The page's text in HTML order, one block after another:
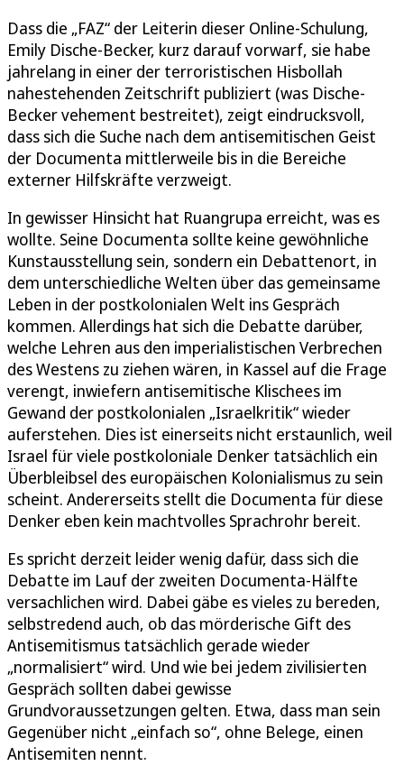
Dass die „FAZ“ der Leiterin dieser Online-Schulung,
Emily Dische-Becker, kurz darauf vorwarf, sie habe
jahrelang in einer der terroristischen Hisbollah
nahestehenden Zeitschrift publiziert (was Dische-
Becker vehement bestreitet), zeigt eindrucksvoll,
dass sich die Suche nach dem antisemitischen Geist
der Documenta mittlerweile bis in die Bereiche
externer Hilfskräfte verzweigt.
In gewisser Hinsicht hat Ruangrupa erreicht, was es
wollte. Seine Documenta sollte keine gewöhnliche
Kunstausstellung sein, sondern ein Debattenort, in
dem unterschiedliche Welten über das gemeinsame
Leben in der postkolonialen Welt ins Gespräch
kommen. Allerdings hat sich die Debatte darüber,
welche Lehren aus den imperialistischen Verbrechen
des Westens zu ziehen wären, in Kassel auf die Frage
verengt, inwiefern antisemitische Klischees im
Gewand der postkolonialen „Israelkritik“ wieder
auferstehen. Dies ist einerseits nicht erstaunlich, weil
Israel für viele postkoloniale Denker tatsächlich ein
Überbleibsel des europäischen Kolonialismus zu sein
scheint. Andererseits stellt die Documenta für diese
Denker eben kein machtvolles Sprachrohr bereit.
Es spricht derzeit leider wenig dafür, dass sich die
Debatte im Lauf der zweiten Documenta-Hälfte
versachlichen wird. Dabei gäbe es vieles zu bereden,
selbstredend auch, ob das mörderische Gift des
Antisemitismus tatsächlich gerade wieder
„normalisiert“ wird. Und wie bei jedem zivilisierten
Gespräch sollten dabei gewisse
Grundvoraussetzungen gelten. Etwa, dass man sein
Gegenüber nicht „einfach so“, ohne Belege, einen
Antisemiten nennt.